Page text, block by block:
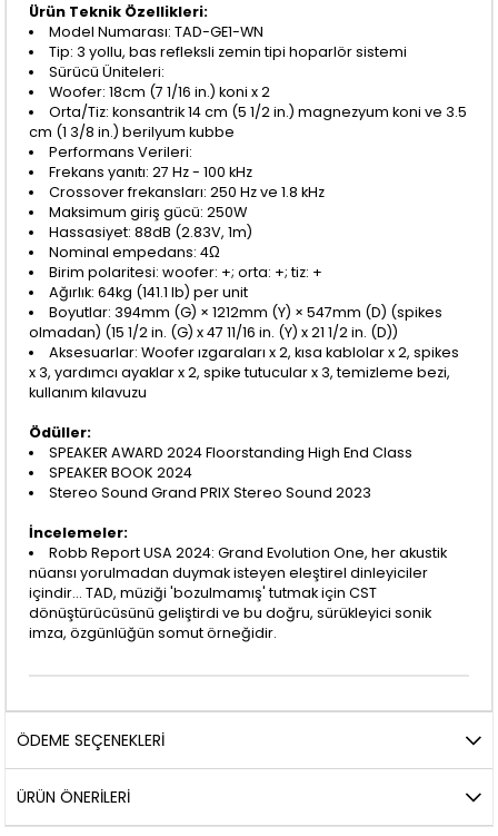
Ürün Teknik Özellikleri:
Model Numarası: TAD-GE1-WN
Tip: 3 yollu, bas refleksli zemin tipi hoparlör sistemi
Sürücü Üniteleri:
Woofer: 18cm (7 1/16 in.) koni x 2
Orta/Tiz: konsantrik 14 cm (5 1/2 in.) magnezyum koni ve 3.5
cm (1 3/8 in.) berilyum kubbe
Performans Verileri:
Frekans yanıtı: 27 Hz - 100 kHz
Crossover frekansları: 250 Hz ve 1.8 kHz
Maksimum giriş gücü: 250W
Hassasiyet: 88dB (2.83V, 1m)
Nominal empedans: 4Ω
Birim polaritesi: woofer: +; orta: +; tiz: +
Ağırlık: 64kg (141.1 lb) per unit
Boyutlar: 394mm (G) × 1212mm (Y) × 547mm (D) (spikes
olmadan) (15 1/2 in. (G) x 47 11/16 in. (Y) x 21 1/2 in. (D))
Aksesuarlar: Woofer ızgaraları x 2, kısa kablolar x 2, spikes
x 3, yardımcı ayaklar x 2, spike tutucular x 3, temizleme bezi,
kullanım kılavuzu
Ödüller:
SPEAKER AWARD 2024 Floorstanding High End Class
SPEAKER BOOK 2024
Stereo Sound Grand PRIX Stereo Sound 2023
İncelemeler:
Robb Report USA 2024: Grand Evolution One, her akustik
nüansı yorulmadan duymak isteyen eleştirel dinleyiciler
içindir... TAD, müziği 'bozulmamış' tutmak için CST
dönüştürücüsünü geliştirdi ve bu doğru, sürükleyici sonik
imza, özgünlüğün somut örneğidir.
ÖDEME SEÇENEKLERI
ÜRÜN ÖNERILERI